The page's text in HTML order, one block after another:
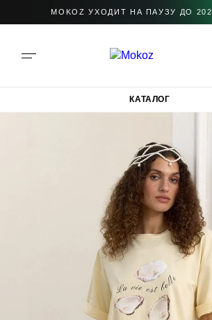
MOKOZ УХОДИТ НА ПАУЗУ ДО